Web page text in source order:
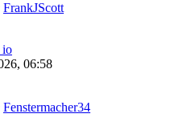
FrankJScott
io
06:58
Fenstermacher34